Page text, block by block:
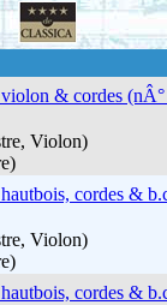
& cordes
Violon)
cordes &
Violon)
cordes &